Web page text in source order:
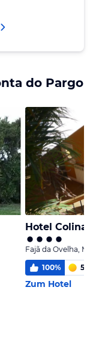
do Pargo
Hotel Colina
Fajã da Ovelha,
100% 5,3
Zum Hotel